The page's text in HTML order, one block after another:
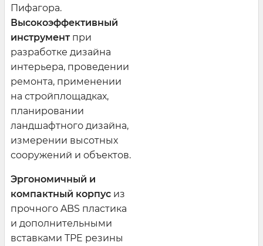
Пифагора.
Высокоэффективный
инструментпри
разработке дизайна
интерьера, проведении
ремонта, применении
на стройплощадках,
планировании
ландшафтного дизайна,
измерении высотных
сооружений и объектов.
Эргономичный и
компактный корпус из
прочного ABS пластика
и дополнительными
вставками TPE резины